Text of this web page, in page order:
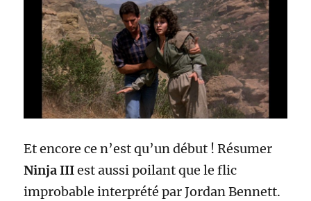
Et encore ce n’est qu’un début ! Résumer
Ninja IIIest aussi poilant que le flic
improbable interprété par Jordan Bennett.